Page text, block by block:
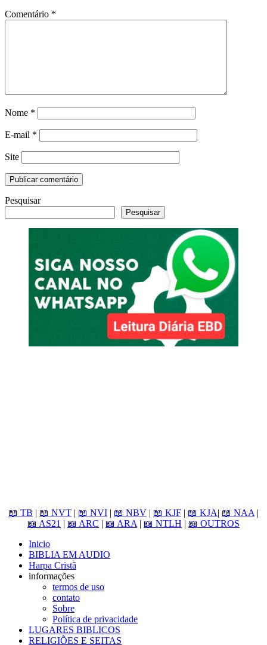
Comentário *
Nome *
E-mail *
Site
Pesquisar
Pesquisar
📖 TB | 📖 NVT | 📖 NVI | 📖 NBV | 📖 KJF | 📖 KJA| 📖 NAA |
📖 AS21 | 📖 ARC | 📖 ARA | 📖 NTLH | 📖 OUTROS
Inicio
BIBLIA EM AUDIO
Harpa Cristã
informações
termos de uso
contato
Sobre
Política de privacidade
LUGARES BIBLICOS
RELIGIÕES E SEITAS